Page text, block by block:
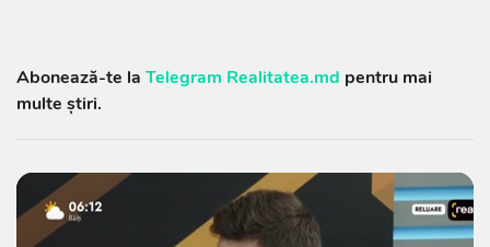
Abonează-te la Telegram Realitatea.md pentru mai
multe știri.